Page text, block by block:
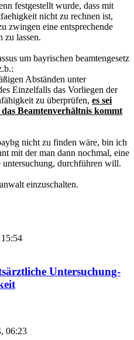
festgestellt wurde, dass mit
nicht zu rechnen ist,
zwingen eine entsprechende
zu lassen.
um bayrischen beamtengesetz
Abständen unter
Einzelfalls das Vorliegen der
zu überprüfen, es sei
Beamtenverhältnis kommt
nicht zu finden wäre, bin ich
mit der man dann nochmal, eine
untersuchung, durchführen will.
einzuschalten.
Untersuchung-
06:23